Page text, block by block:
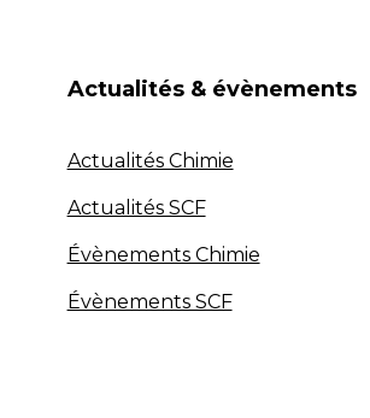
Actualités & évènements
Actualités Chimie
Actualités SCF
Évènements Chimie
Évènements SCF